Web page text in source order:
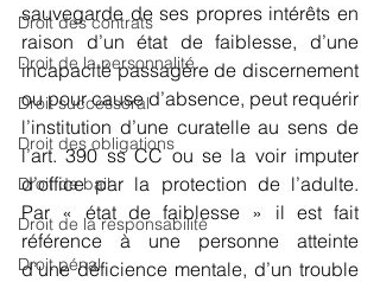
Droit des contrats
Droit de la personnalité
Droit successoral
Droit des obligations
Droit de bail
Droit de la responsabilité
Droit pénal
sauvegarde de ses propres intérêts en
raison d’un état de faiblesse, d’une
incapacité passagère de discernement
ou pour cause d’absence, peut requérir
l’institution d’une curatelle au sens de
l’art. 390 ss CC ou se la voir imputer
d’office par la protection de l’adulte.
Par « état de faiblesse » il est fait
référence à une personne atteinte
d’une déficience mentale, d’un trouble